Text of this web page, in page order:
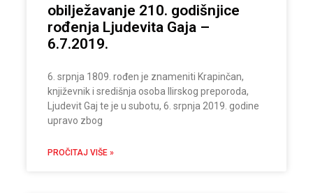
obilježavanje 210. godišnjice
rođenja Ljudevita Gaja –
6.7.2019.
6. srpnja 1809. rođen je znameniti Krapinčan,
književnik i središnja osoba Ilirskog preporoda,
Ljudevit Gaj te je u subotu, 6. srpnja 2019. godine
upravo zbog
PROČITAJ VIŠE »